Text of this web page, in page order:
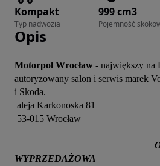
Kompakt
Typ nadwozia
999 cm3
Pojemność
Opis
Motorpol Wrocław - największy na
autoryzowany salon i serwis marek
i Skoda.
WYPRZEDAŻOWA